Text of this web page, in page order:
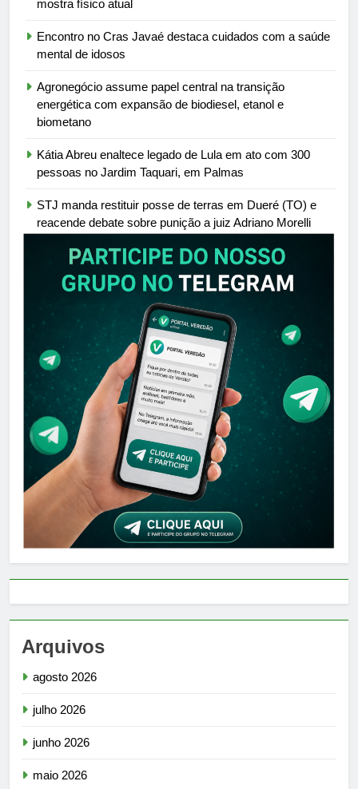
mostra físico atual
Encontro no Cras Javaé destaca cuidados com a saúde
mental de idosos
Agronegócio assume papel central na transição
energética com expansão de biodiesel, etanol e
biometano
Kátia Abreu enaltece legado de Lula em ato com 300
pessoas no Jardim Taquari, em Palmas
STJ manda restituir posse de terras em Dueré (TO) e
reacende debate sobre punição a juiz Adriano Morelli
Arquivos
agosto 2026
julho 2026
junho 2026
maio 2026